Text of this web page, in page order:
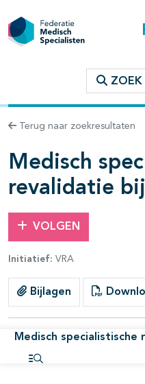
ZOEK
Terug naar zoekresultaten
Medisch
revalidatie
VOLGEN
Initiatief: VRA
Bijlagen
Medisch
openklappen
open- en
open- en
open- en